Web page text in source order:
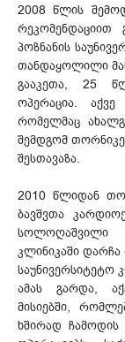
2008 წლის
პოზნანის
თანდაყოლილი
გააკეთა, 25
ოპერაცია. აქვე
რომელმაც
შემდგომ
შესთავაზა.
2010 წლიდან
ბავშვთა
სოლოღაშვილი
კლინიკაში დარჩა
საუნივერსიტეტო
ამას გარდა,
მისიებში,
ხშირად